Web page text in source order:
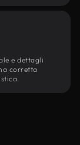
e dettagli
corretta